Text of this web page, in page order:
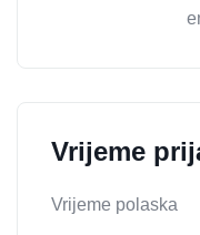
Vrijeme
Vrijeme polaska